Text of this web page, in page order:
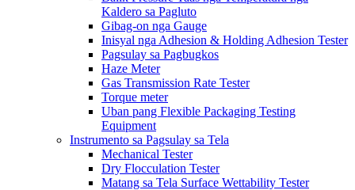
Kaldero sa Pagluto
Gibag-on nga Gauge
Inisyal nga Adhesion & Holding Adhesion Tester
Pagsulay sa Pagbugkos
Haze Meter
Gas Transmission Rate Tester
Torque meter
Uban pang Flexible Packaging Testing
Equipment
Instrumento sa Pagsulay sa Tela
Mechanical Tester
Dry Flocculation Tester
Matang sa Tela Surface Wettability Tester